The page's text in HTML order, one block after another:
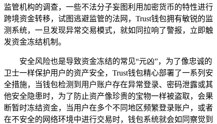
监管机构的调查，一些不法分子妄图利用加密货币的特性进行
跨境资金转移，试图逃避监管的法网，Trust钱包拥有敏锐的监
测系统，一旦发现异常交易模式，就如同拉响了警报，立即触
发资金冻结机制。
安全风险也是导致资金冻结的常见“元凶”，为了像忠诚的
卫士一样保护用户的资产安全，Trust钱包精心部署了一系列安
全措施，当钱包检测到用户账户存在异常登录、密码泄露或其
他安全隐患时，为了防止资产像珍贵的宝物一样被盗取，会果
断暂时冻结资金，当用户在多个不同地区频繁登录账户，或者
在不安全的网络环境中进行交易时，钱包系统就会如同察觉到